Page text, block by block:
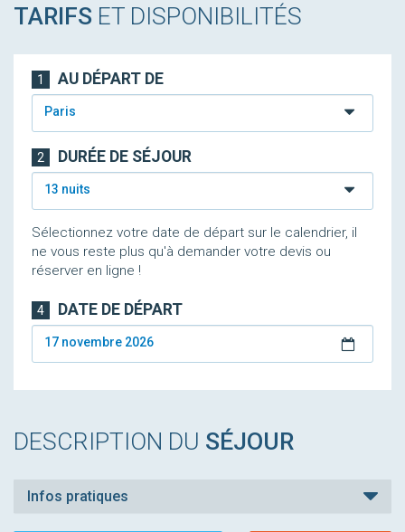
TARIFS ET DISPONIBILITÉS
1 AU DÉPART DE
Paris
2 DURÉE DE SÉJOUR
13 nuits
Sélectionnez votre date de départ sur le calendrier, il
ne vous reste plus qu'à demander votre devis ou
réserver en ligne !
4 DATE DE DÉPART
17 novembre 2026
DESCRIPTION DU SÉJOUR
Infos pratiques